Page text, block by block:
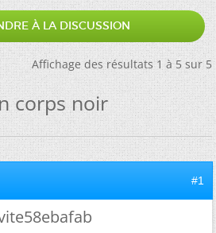
À LA DISCUSSION
Affichage des résultats 1 à 5 sur 5
corps noir
#1